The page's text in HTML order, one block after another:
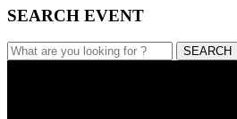
SEARCH EVENT